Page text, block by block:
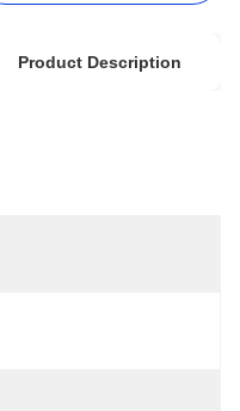
Product Description